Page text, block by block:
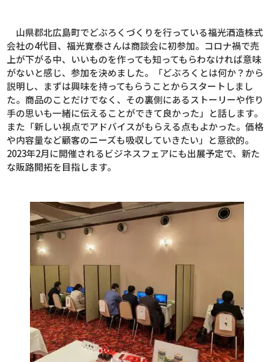
山県郡北広島町でどぶろくづくりを行っている福光酒造株式
会社の4代目、福光寛泰さんは商談会に初参加。コロナ禍で売
上が下がる中、いいものを作っても知ってもらわなければ意味
がないと感じ、参加を決めました。「どぶろくとは何か？から
説明し、まずは興味を持ってもらうことからスタートしまし
た。商品のことだけでなく、その裏側にあるストーリーや作り
手の思いも一緒に伝えることができて良かった」と話します。
また「新しい視点でアドバイスがもらえる点もよかった。価格
や内容量など顧客のニーズも吸収していきたい」と意欲的。
2023年2月に開催されるビジネスフェアにも出展予定で、新た
な販路開拓を目指します。